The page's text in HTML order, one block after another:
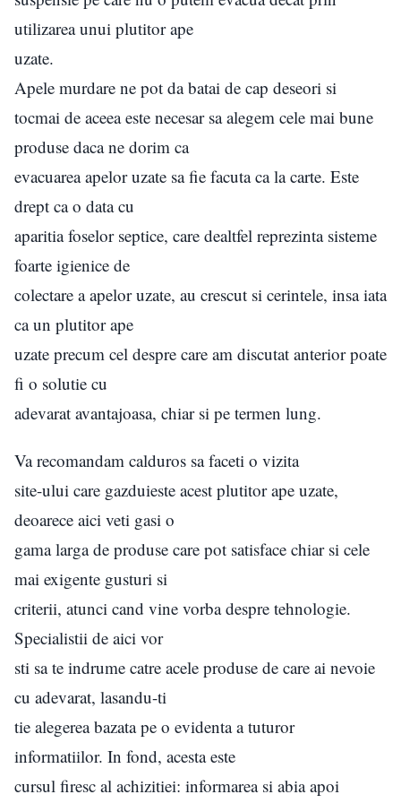
utilizarea unui plutitor ape
uzate.
Apele murdare ne pot da batai de cap deseori si
tocmai de aceea este necesar sa alegem cele mai bune
produse daca ne dorim ca
evacuarea apelor uzate sa fie facuta ca la carte. Este
drept ca o data cu
aparitia foselor septice, care dealtfel reprezinta sisteme
foarte igienice de
colectare a apelor uzate, au crescut si cerintele, insa iata
ca un plutitor ape
uzate precum cel despre care am discutat anterior poate
fi o solutie cu
adevarat avantajoasa, chiar si pe termen lung.
Va recomandam calduros sa faceti o vizita
site-ului care gazduieste acest plutitor ape uzate,
deoarece aici veti gasi o
gama larga de produse care pot satisface chiar si cele
mai exigente gusturi si
criterii, atunci cand vine vorba despre tehnologie.
Specialistii de aici vor
sti sa te indrume catre acele produse de care ai nevoie
cu adevarat, lasandu-ti
tie alegerea bazata pe o evidenta a tuturor
informatiilor. In fond, acesta este
cursul firesc al achizitiei: informarea si abia apoi